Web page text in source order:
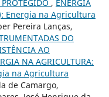
, ENERGIA
Energia na Agricultura
Pereira Lanças,
DO
AO
NA AGRICULTURA:
na Agricultura
de Camargo,